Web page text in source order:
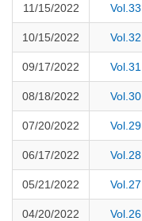
11/15/2022 Vol.33
10/15/2022 Vol.32
09/17/2022 Vol.31
08/18/2022 Vol.30
07/20/2022 Vol.29
06/17/2022 Vol.28
05/21/2022 Vol.27
04/20/2022 Vol.26